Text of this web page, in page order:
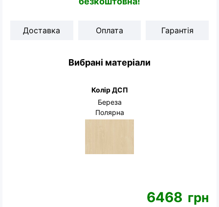
Доставка Оплата Гарантія
Вибрані матеріали
Колір ДСП
Береза
Полярна
6468 грн